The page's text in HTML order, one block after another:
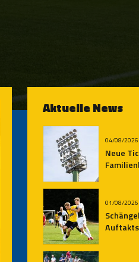
Aktuelle News
04/08/2026
Neue
01/08/2026